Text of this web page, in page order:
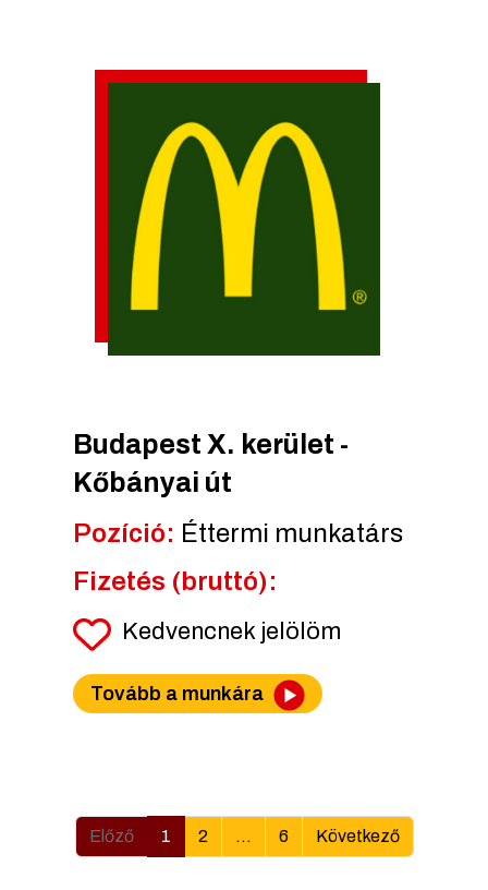
Budapest X. kerület -
Kőbányai út
Pozíció: Éttermi munkatárs
Fizetés (bruttó):
Kedvencnek jelölöm
Tovább a munkára
Előző 1 2 ... 6 Következő